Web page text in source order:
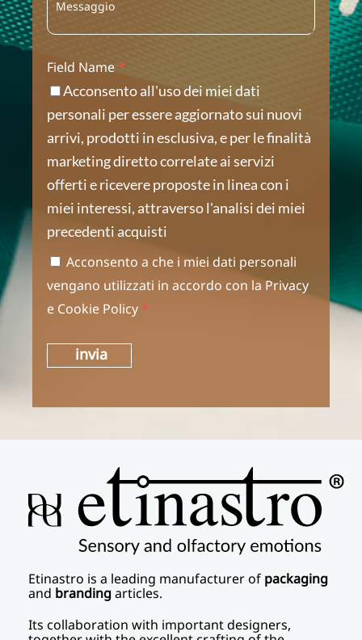
Field Name *
Acconsento all'uso dei miei dati
personali per essere aggiornato sui nuovi
arrivi, prodotti in esclusiva, e per le finalità
marketing diretto correlate ai servizi
offerti e ricevere proposte in linea con i
miei interessi, attraverso l'analisi dei miei
precedenti acquisti
Acconsento a che i miei dati personali
vengano utilizzati in accordo con la Privacy
e Cookie Policy *
invia
Etinastro is a leading manufacturer of packaging
and brandingarticles.
Its collaboration with important designers,